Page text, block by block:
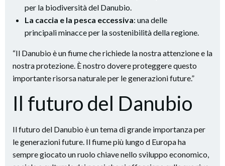
per la biodiversità del Danubio.
La caccia e la pesca eccessiva: una delle
principali minacce per la sostenibilità della regione.
“Il Danubio è un fiume che richiede la nostra attenzione e la
nostra protezione. È nostro dovere proteggere questo
importante risorsa naturale per le generazioni future.”
Il futuro del Danubio
Il futuro del Danubio è un tema di grande importanza per
le generazioni future. Il fiume più lungo d Europa ha
sempre giocato un ruolo chiave nello sviluppo economico,